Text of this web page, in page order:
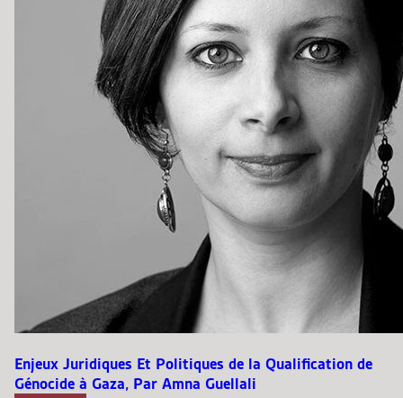
Enjeux Juridiques Et Politiques de la Qualification de
Génocide à Gaza, Par Amna Guellali